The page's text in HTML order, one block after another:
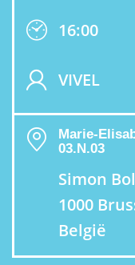
16:00
VIVEL
Marie-
03.N.03
Simon
1000
België